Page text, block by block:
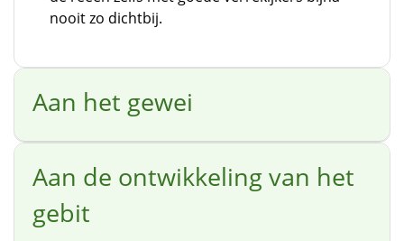
nooit zo dichtbij.
Aan het gewei
Aan de ontwikkeling van het
gebit